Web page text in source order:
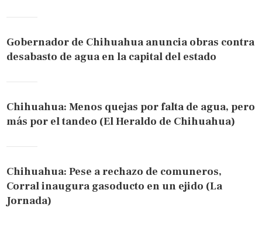
Gobernador de Chihuahua anuncia obras contra
desabasto de agua en la capital del estado
Chihuahua: Menos quejas por falta de agua, pero
más por el tandeo (El Heraldo de Chihuahua)
Chihuahua: Pese a rechazo de comuneros,
Corral inaugura gasoducto en un ejido (La
Jornada)